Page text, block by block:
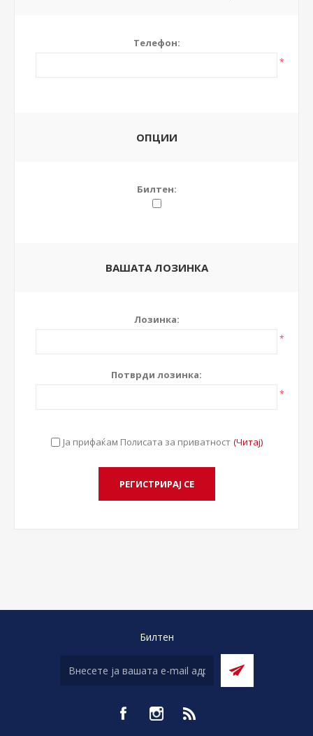
Телефон:
*
ОПЦИИ
Билтен:
ВАШАТА ЛОЗИНКА
Лозинка:
*
Потврди лозинка:
*
Ја прифаќам Полисата за приватност (Читај)
Билтен